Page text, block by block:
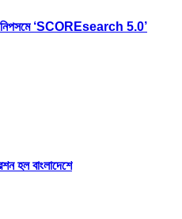
নিপসমে ‘SCOREsearch 5.0’
হল বাংলাদেশে